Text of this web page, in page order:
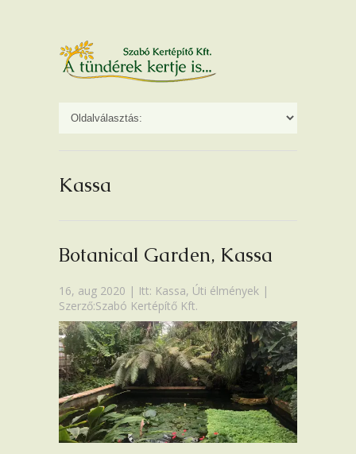
Kassa
Botanical Garden, Kassa
16, aug 2020 | Itt: Kassa, Úti élmények |
Szerző:Szabó Kertépítő Kft.